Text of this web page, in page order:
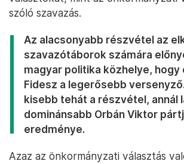
szóló szavazás.
Az alacsonyabb részvétel az
szavazótáborok számára
magyar politika közhelye, hogy
Fidesz a legerősebb
kisebb tehát a részvétel, annál
dominánsabb Orbán Viktor
eredménye.
Azaz az önkormányzati választás